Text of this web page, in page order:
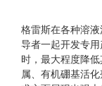
格雷斯在各种溶
导者一起开发专
时，最大程度降
属、有机硼基活化